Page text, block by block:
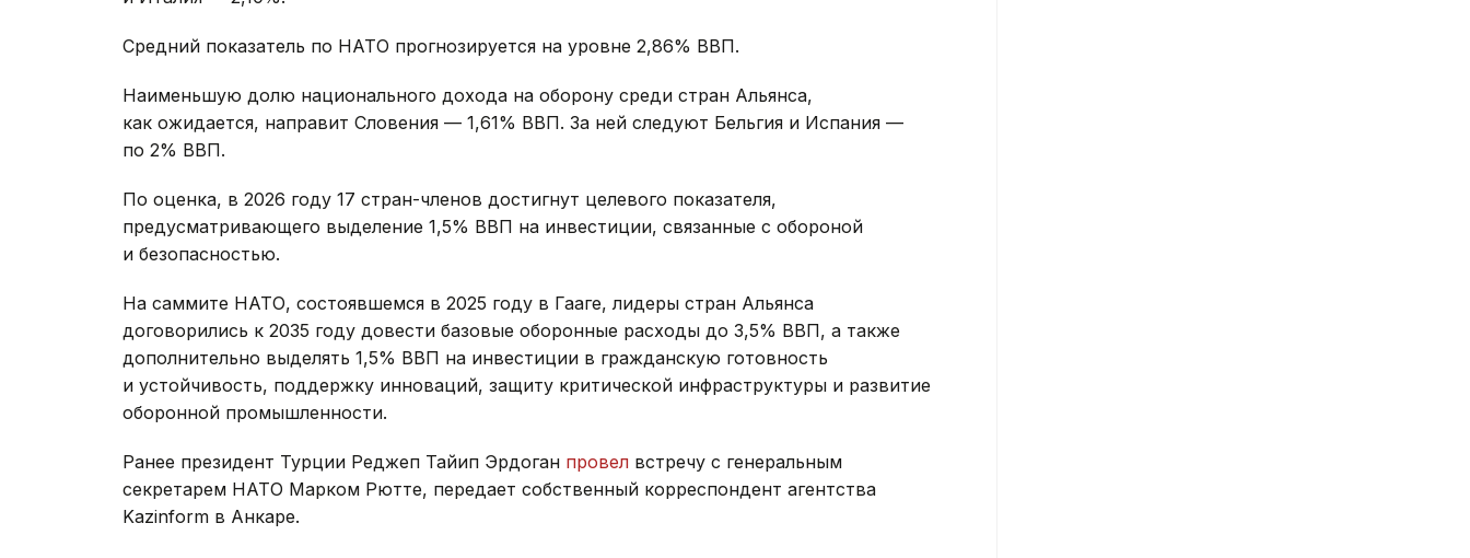
Средний показатель по НАТО прогнозируется на уровне 2,86% ВВП.
Наименьшую долю национального дохода на оборону среди стран Альянса,
как ожидается, направит Словения — 1,61% ВВП. За ней следуют Бельгия и Испания —
по 2% ВВП.
По оценка, в 2026 году 17 стран-членов достигнут целевого показателя,
предусматривающего выделение 1,5% ВВП на инвестиции, связанные с обороной
и безопасностью.
На саммите НАТО, состоявшемся в 2025 году в Гааге, лидеры стран Альянса
договорились к 2035 году довести базовые оборонные расходы до 3,5% ВВП, а также
дополнительно выделять 1,5% ВВП на инвестиции в гражданскую готовность
и устойчивость, поддержку инноваций, защиту критической инфраструктуры и развитие
оборонной промышленности.
Ранее президент Турции Реджеп Тайип Эрдоган провел встречу с генеральным
секретарем НАТО Марком Рютте, передает собственный корреспондент агентства
Kazinform в Анкаре.